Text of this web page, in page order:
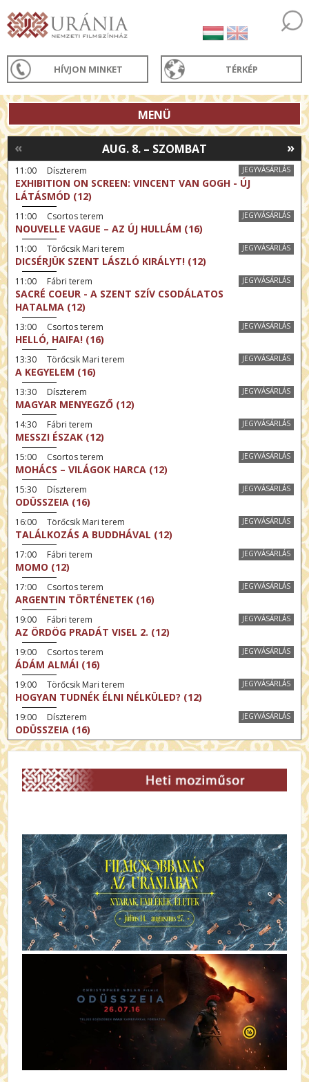
HÍVJON MINKET TÉRKÉP
MENÜ
»
AUG. 8. – SZOMBAT
«
JEGYVÁSÁRLÁS
11:00 Díszterem
EXHIBITION ON SCREEN: VINCENT VAN GOGH - ÚJ
LÁTÁSMÓD (12)
JEGYVÁSÁRLÁS
11:00 Csortos terem
NOUVELLE VAGUE – AZ ÚJ HULLÁM (16)
JEGYVÁSÁRLÁS
11:00 Törőcsik Mari terem
DICSÉRJÜK SZENT LÁSZLÓ KIRÁLYT! (12)
JEGYVÁSÁRLÁS
11:00 Fábri terem
SACRÉ COEUR - A SZENT SZÍV CSODÁLATOS
HATALMA (12)
JEGYVÁSÁRLÁS
13:00 Csortos terem
HELLÓ, HAIFA! (16)
JEGYVÁSÁRLÁS
13:30 Törőcsik Mari terem
A KEGYELEM (16)
JEGYVÁSÁRLÁS
13:30 Díszterem
MAGYAR MENYEGZŐ (12)
JEGYVÁSÁRLÁS
14:30 Fábri terem
MESSZI ÉSZAK (12)
JEGYVÁSÁRLÁS
15:00 Csortos terem
MOHÁCS – VILÁGOK HARCA (12)
JEGYVÁSÁRLÁS
15:30 Díszterem
ODÜSSZEIA (16)
JEGYVÁSÁRLÁS
16:00 Törőcsik Mari terem
TALÁLKOZÁS A BUDDHÁVAL (12)
JEGYVÁSÁRLÁS
17:00 Fábri terem
MOMO (12)
JEGYVÁSÁRLÁS
17:00 Csortos terem
ARGENTIN TÖRTÉNETEK (16)
JEGYVÁSÁRLÁS
19:00 Fábri terem
AZ ÖRDÖG PRADÁT VISEL 2. (12)
JEGYVÁSÁRLÁS
19:00 Csortos terem
ÁDÁM ALMÁI (16)
JEGYVÁSÁRLÁS
19:00 Törőcsik Mari terem
HOGYAN TUDNÉK ÉLNI NÉLKÜLED? (12)
JEGYVÁSÁRLÁS
19:00 Díszterem
ODÜSSZEIA (16)